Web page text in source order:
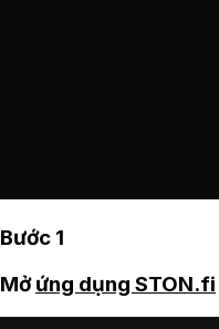
Bước 1
Mởứng dụng STON.fi